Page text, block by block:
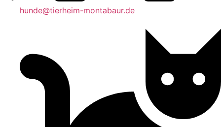
hunde@tierheim-montabaur.de